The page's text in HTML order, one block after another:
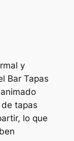
y
Bar Tapas
tapas
lo que